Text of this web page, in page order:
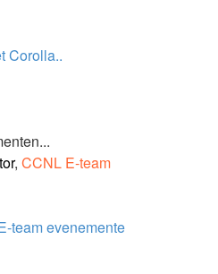
Corolla..
, CCNL E-team
team evenemente